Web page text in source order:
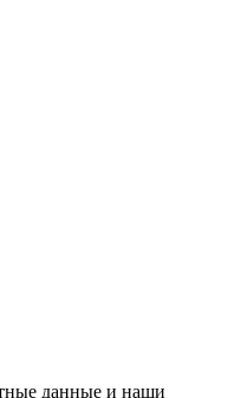
данные и наши